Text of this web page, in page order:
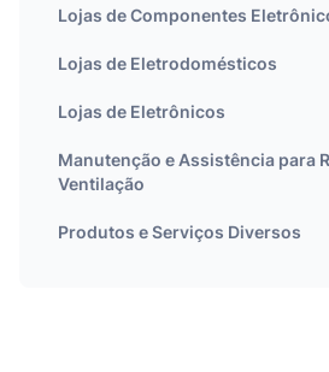
Lojas de Componentes
Lojas de Eletrodomésticos
Lojas de Eletrônicos
Manutenção e Assistência para
Ventilação
Produtos e Serviços Diversos